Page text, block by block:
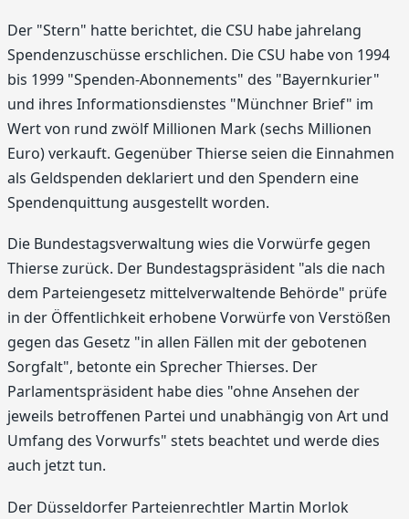
Der "Stern" hatte berichtet, die CSU habe jahrelang
Spendenzuschüsse erschlichen. Die CSU habe von 1994
bis 1999 "Spenden-Abonnements" des "Bayernkurier"
und ihres Informationsdienstes "Münchner Brief" im
Wert von rund zwölf Millionen Mark (sechs Millionen
Euro) verkauft. Gegenüber Thierse seien die Einnahmen
als Geldspenden deklariert und den Spendern eine
Spendenquittung ausgestellt worden.
Die Bundestagsverwaltung wies die Vorwürfe gegen
Thierse zurück. Der Bundestagspräsident "als die nach
dem Parteiengesetz mittelverwaltende Behörde" prüfe
in der Öffentlichkeit erhobene Vorwürfe von Verstößen
gegen das Gesetz "in allen Fällen mit der gebotenen
Sorgfalt", betonte ein Sprecher Thierses. Der
Parlamentspräsident habe dies "ohne Ansehen der
jeweils betroffenen Partei und unabhängig von Art und
Umfang des Vorwurfs" stets beachtet und werde dies
auch jetzt tun.
Der Düsseldorfer Parteienrechtler Martin Morlok